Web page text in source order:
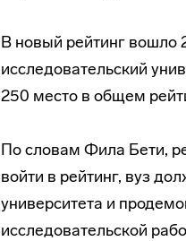
В новый рейтинг вошло
исследовательский
250 место в общем
По словам Фила Бети,
войти в рейтинг, вуз
университета и
исследовательской